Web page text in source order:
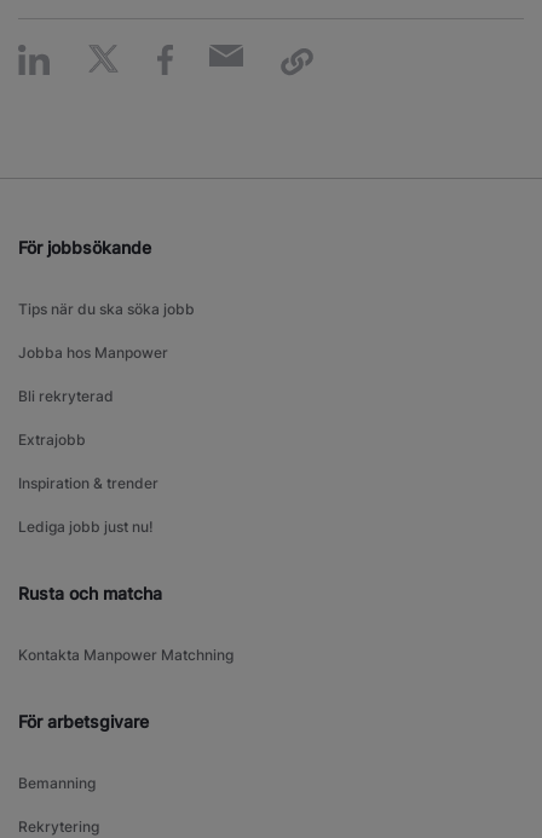
För jobbsökande
Tips när du ska söka jobb
Jobba hos Manpower
Bli rekryterad
Extrajobb
Inspiration & trender
Lediga jobb just nu!
Rusta och matcha
Kontakta Manpower Matchning
För arbetsgivare
Bemanning
Rekrytering